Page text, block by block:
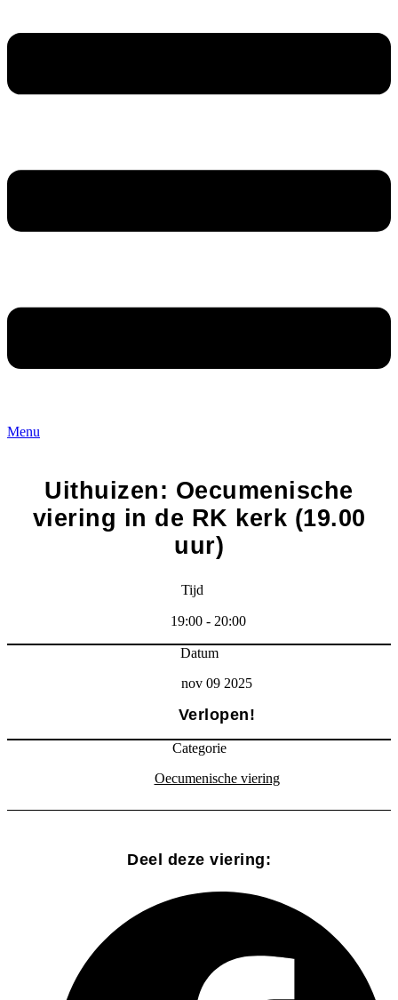
Menu
Uithuizen: Oecumenische
viering in de RK kerk (19.00
uur)
Tijd
19:00 - 20:00
Datum
nov 09 2025
Verlopen!
Categorie
Oecumenische viering
Deel deze viering: